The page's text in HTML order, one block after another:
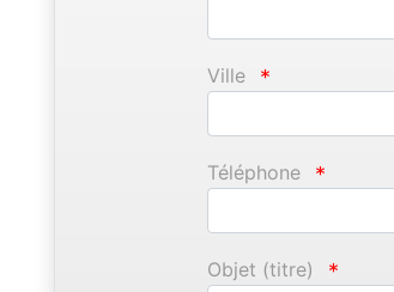
Ville *
Téléphone *
Objet (titre) *